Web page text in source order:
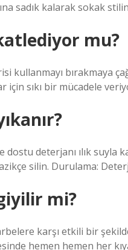
sadık kalarak sokak
mu?
kullanmayı bırakmaya
için sıkı bir mücadele
deterjanı ılık suyla
silin. Durulama:
mi?
karşı etkili bir
hemen hemen her